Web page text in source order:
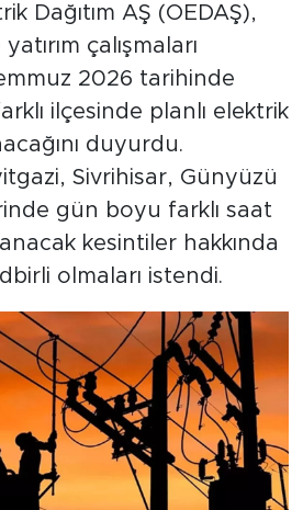
Dağıtım AŞ (OEDAŞ),
çalışmaları
2026 tarihinde
ilçesinde planlı elektrik
duyurdu.
Sivrihisar, Günyüzü
gün boyu farklı saat
kesintiler hakkında
olmaları istendi.